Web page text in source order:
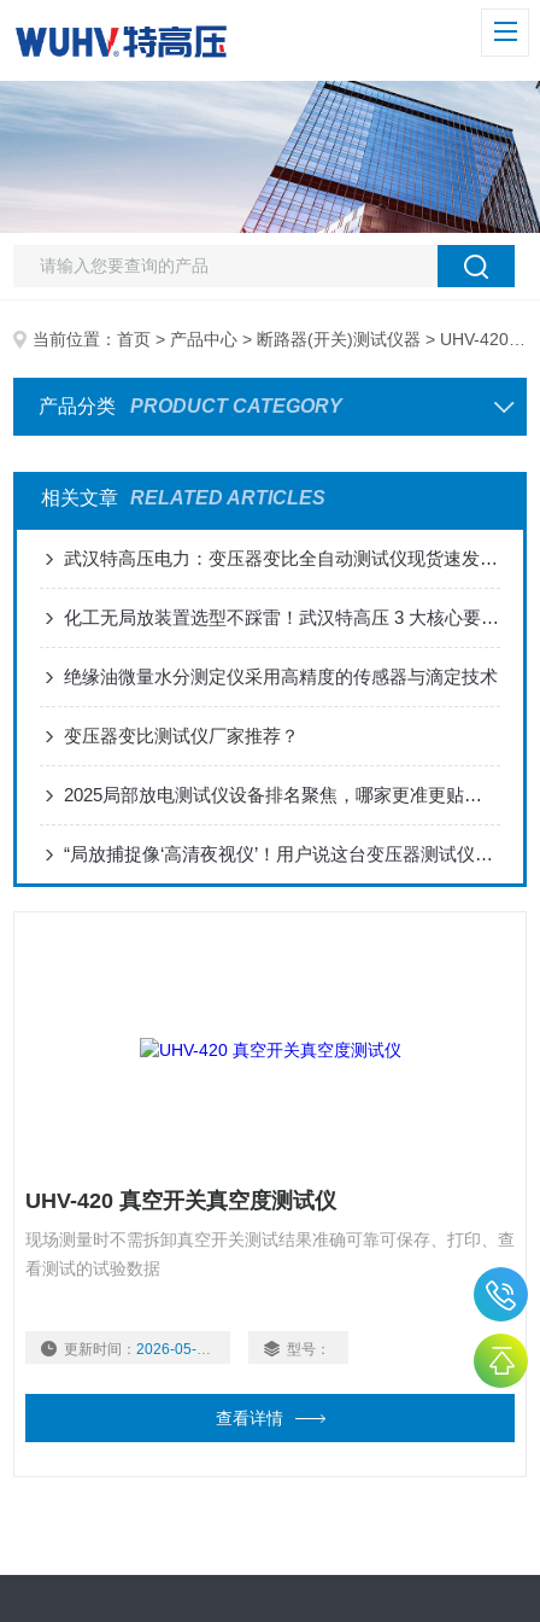
当前位置：首页 > 产品中心 > 断路器(开关)测试仪器 > UHV-420 真空开关真空度
产品分类 PRODUCT CATEGORY
相关文章 RELATED ARTICLES
武汉特高压电力：变压器变比全自动测试仪现货速发，保障变压器精准检测​
化工无局放装置选型不踩雷！武汉特高压 3 大核心要点 + 真实用户反馈
绝缘油微量水分测定仪采用高精度的传感器与滴定技术
变压器变比测试仪厂家推荐？
2025局部放电测试仪设备排名聚焦，哪家更准更贴近现场需求？
“局放捕捉像‘高清夜视仪’！用户说这台变压器测试仪从不漏判”
UHV-420 真空开关真空度测试仪
现场测量时不需拆卸真空开关测试结果准确可靠可保存、打印、查
看测试的试验数据
更新时间： 2026-05-22 型号：
查看详情